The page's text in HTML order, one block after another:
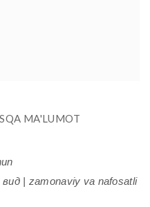
MA'LUMOT
| zamonaviy va nafosatli